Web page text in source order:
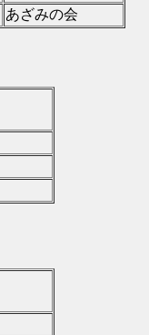
あざみの会